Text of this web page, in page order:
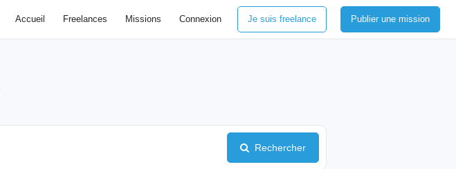
Accueil Freelances Missions Connexion Je suis freelance Publier une mission
Rechercher